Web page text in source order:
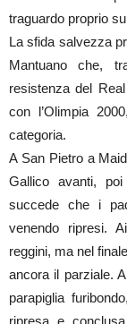
traguardo proprio
La sfida salvezza
Mantuano che,
resistenza del
con l’Olimpia
categoria.
A San Pietro a
Gallico avanti,
succede che i
venendo ripresi.
reggini, ma nel
ancora il parziale.
parapiglia
ripresa e